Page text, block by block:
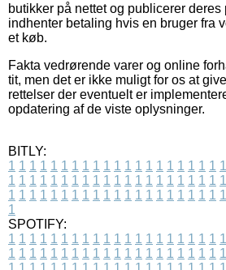
butikker på nettet og publicerer deres
indhenter betaling hvis en bruger fra
et køb.
Fakta vedrørende varer og online
tit, men det er ikke muligt for os at
rettelser der eventuelt er
opdatering af de viste oplysninger.
BITLY:
1 1 1 1 1 1 1 1 1 1 1 1 1 1 1 1 1 1 1 1 1
1 1 1 1 1 1 1 1 1 1 1 1 1 1 1 1 1 1 1 1 1
1 1 1 1 1 1 1 1 1 1 1 1 1 1 1 1 1 1 1 1 1
1
SPOTIFY:
1 1 1 1 1 1 1 1 1 1 1 1 1 1 1 1 1 1 1 1 1
1 1 1 1 1 1 1 1 1 1 1 1 1 1 1 1 1 1 1 1 1